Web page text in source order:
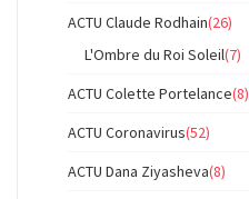
ACTU Claude Rodhain(26)
L'Ombre du Roi Soleil(7)
ACTU Colette Portelance(8)
ACTU Coronavirus(52)
ACTU Dana Ziyasheva(8)